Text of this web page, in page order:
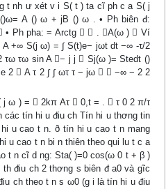
t nh ư xét v i S( t ) ta cĩ ph c a S( j
A () ω + jB () ω . • Ph biên đ:
Ph pha: = Arctg   . A(ω )  Ví
+∞ S(j ω) = ∫ S(t)e− jωt dt −∞ -τ/2
τω τω sin A − j j  Sj(ω )= Stedt ()
 A τ 2 ∫ ∫ ωτ τ − jω   −∞ − 2 2
j ω ) =  2kπ Aτ  0,t = .  τ 0 2 π/τ
các tín hi u điu ch Tín hi u thơng tin
u cao t n. ð tín hi u cao t n mang
u cao t n bi n thiên theo qui lu t c a
t n cĩ d ng: Sta( )=0 cos(ω 0 t + β )
điu ch 2 thơng s biên đ a0 và gĩc
ch theo t n s ω0 (g i là tín hi u điu